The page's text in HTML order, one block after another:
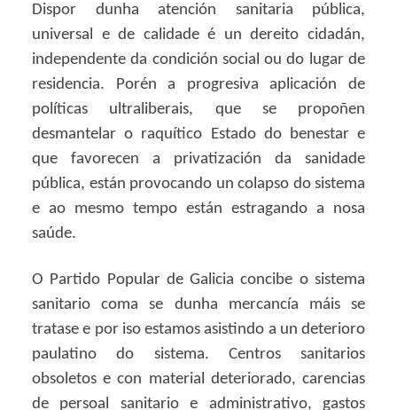
Dispor dunha atención sanitaria pública,
universal e de calidade é un dereito cidadán,
independente da condición social ou do lugar de
residencia. Porén a progresiva aplicación de
políticas ultraliberais, que se propoñen
desmantelar o raquítico Estado do benestar e
que favorecen a privatización da sanidade
pública, están provocando un colapso do sistema
e ao mesmo tempo están estragando a nosa
saúde.
O Partido Popular de Galicia concibe o sistema
sanitario coma se dunha mercancía máis se
tratase e por iso estamos asistindo a un deterioro
paulatino do sistema. Centros sanitarios
obsoletos e con material deteriorado, carencias
de persoal sanitario e administrativo, gastos